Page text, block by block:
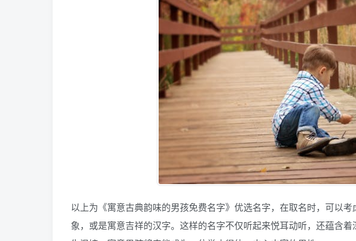
以上为《寓意古典韵味的男孩免费名字》优选名字，在取名时，可以
象，或是寓意吉祥的汉字。这样的名字不仅听起来悦耳动听，还蕴含